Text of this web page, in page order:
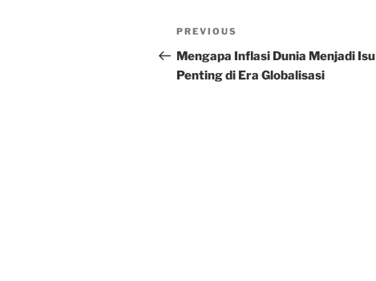
Post
navigation
Previous
Post
PREVIOUS
Mengapa Inflasi Dunia Menjadi Isu
Penting di Era Globalisasi